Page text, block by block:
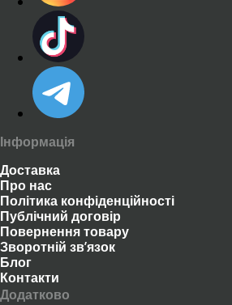
Інформація
Доставка
Про нас
Політика конфіденційності
Публічний договір
Повернення товару
Зворотній зв’язок
Блог
Контакти
Додатково